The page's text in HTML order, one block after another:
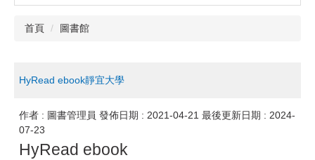
首頁 圖書館
HyRead ebook靜宜大學
作者 : 圖書管理員 發佈日期 : 2021-04-21 最後更新日期 : 2024-
07-23
HyRead ebook